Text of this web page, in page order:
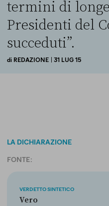
termini di
Presidenti del
succeduti”.
di REDAZIONE | 31 LUG 15
LA DICHIARAZIONE
FONTE:
VERDETTO SINTETICO
Vero